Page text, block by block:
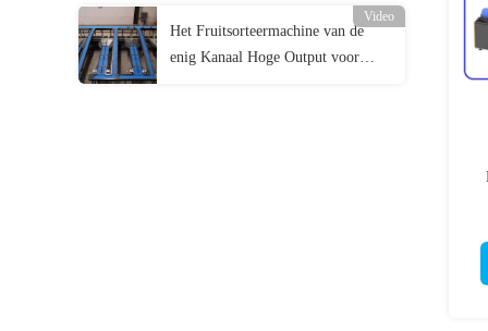
Video
Het Fruitsorteermachine van de
enig Kanaal Hoge Output voor